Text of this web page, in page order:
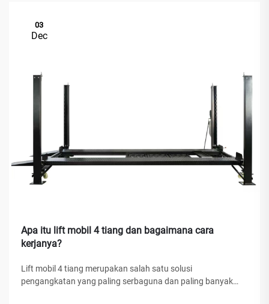
03
Dec
Apa itu lift mobil 4 tiang dan bagaimana cara
kerjanya?
Lift mobil 4 tiang merupakan salah satu solusi
pengangkatan yang paling serbaguna dan paling banyak